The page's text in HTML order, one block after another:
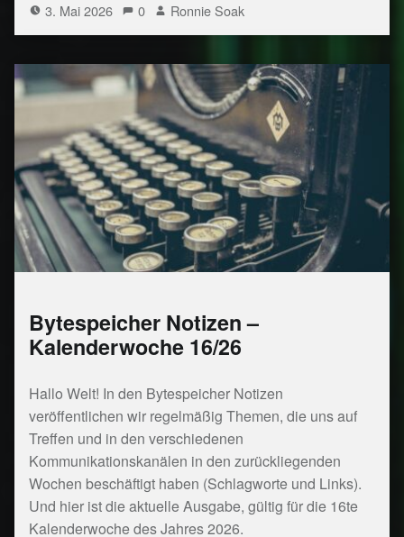
3. Mai 2026 0 Ronnie Soak
Bytespeicher Notizen –
Kalenderwoche 16/26
Hallo Welt! In den Bytespeicher Notizen
veröffentlichen wir regelmäßig Themen, die uns auf
Treffen und in den verschiedenen
Kommunikationskanälen in den zurückliegenden
Wochen beschäftigt haben (Schlagworte und Links).
Und hier ist die aktuelle Ausgabe, gültig für die 16te
Kalenderwoche des Jahres 2026.